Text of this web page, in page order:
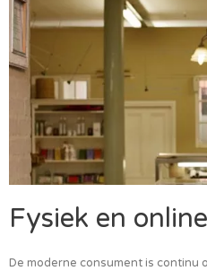
Fysiek en online
De moderne consument is continu